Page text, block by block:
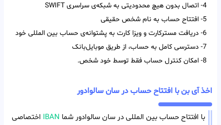
4- اتصال بدون هیچ محدودیتی به شبکه‌ی سراسری SWIFT
5- افتتاح حساب به نام شخص حقیقی
6- دریافت مسترکارت و ویزا کارت به پشتوانه‌ی حساب بین المللی خود
7- دسترسی کامل به حساب، از طریق موبایل‌بانک
8- امکان کنترل حساب فقط توسط خود شخص.
اخذ آی بن با افتتاح حساب در سان سالوادور
با افتتاح حساب بین المللی در سان سالوادور شما IBAN اختصاصی